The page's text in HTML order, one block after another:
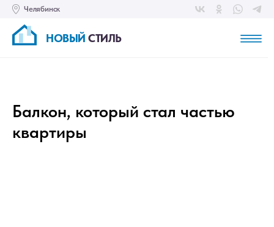
Челябинск
НОВЫЙ СТИЛЬ
Балкон, который стал частью
квартиры